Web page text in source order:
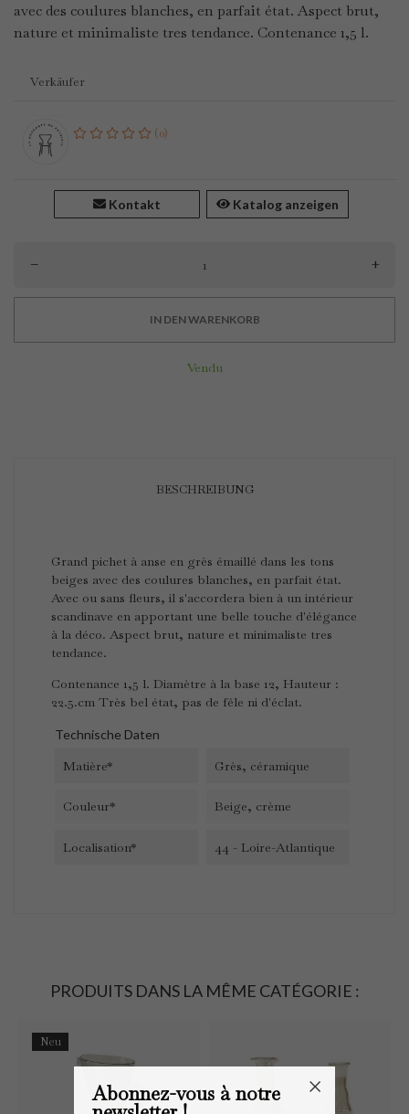
avec des coulures blanches, en parfait état. Aspect brut,
nature et minimaliste tres tendance. Contenance 1,5 l.
Verkäufer
(0)
Kontakt Katalog anzeigen
– +
IN DEN WARENKORB
Vendu
BESCHREIBUNG
Grand pichet à anse en grès émaillé dans les tons
beiges avec des coulures blanches, en parfait état.
Avec ou sans fleurs, il s'accordera bien à un intérieur
scandinave en apportant une belle touche d'élégance
à la déco. Aspect brut, nature et minimaliste tres
tendance.
Contenance 1,5 l. Diamètre à la base 12, Hauteur :
22.5.cm Très bel état, pas de fêle ni d'éclat.
Technische Daten
Matière* Grès, céramique
Couleur* Beige, crème
Localisation* 44 - Loire-Atlantique
PRODUITS DANS LA MÊME CATÉGORIE :
Neu
Abonnez-vous à notre